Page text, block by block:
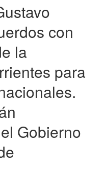
con
la
para
Gobierno